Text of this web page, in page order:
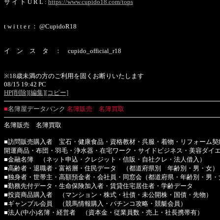
サ イ ト U R L : https://www.cupido18.com/tops
t w i t t e r ： @CupidoR18
イ ン ス タ ： cupido_official_r18
※18歳未満の方のご利用を固くお断りいたします
08/15 19:42 PC
HP[削除][編集][コピー]
■名簿屋データバンク 名簿販売 名簿買取
名簿販売 名簿買取
■訪問販売購入者 宝石・健康食品・資格教材・呉服・着物・リフォーム契
開運商品・布団・羽毛・浄水器・在宅ワーク・サイドビジネス・美容ダイ
■金融名簿 （ネット申込・クレジット・信販・自社クレ・法人借入）
■高齢者・退職者・富裕層・住民データ （都道府県別 年齢別・男・女）
■独身者・世帯主・高額預金者・会社員・同窓会（都道府県・年齢別・男・
■勤務先付データ・生命保険加入者・賃貸住宅居住者・学齢データ
■投資商品購入者 （マンション・株式・社債・未公開株・国債・先物）
■ギャンブル会員 （競馬情報購入・パチンコ攻略・競艇会員）
■法人(中小)名簿・経営者 （資本金・従業員数・売上・社長携帯有）